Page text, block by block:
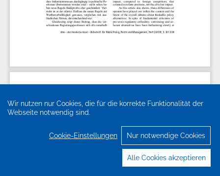
Wir nutzen nur Cookies, die für die korrekte Funktionalität der
Webseite notwendig sind.
Cookie-Einstellungen Nur notwendige Cookies
Alle Cookies akzeptieren